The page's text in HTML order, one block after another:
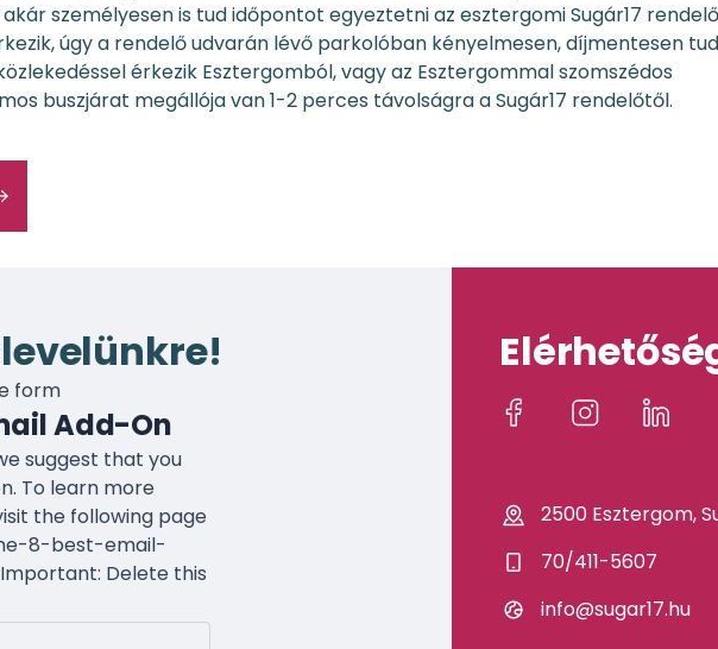
személyesen is tud időpontot egyeztetni az esztergomi Sugár17
úgy a rendelő udvarán lévő parkolóban kényelmesen, díjmentesen tud
érkezik Esztergomból, vagy az Esztergommal szomszédos
buszjárat megállója van 1-2 perces távolságra a Sugár17 rendelőtől.
form
Add-On
suggest that you
To learn more
the following page
8-best-email-
Delete this
2500 Esztergom,
70/411-5607
info@sugar17.hu